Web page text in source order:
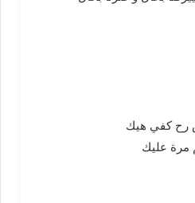
رح كفي هيك
مرة عليك